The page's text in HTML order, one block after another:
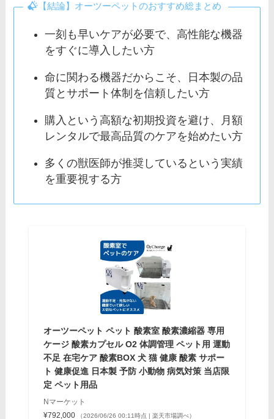
【結論】オーツーペットのおすすめ総まとめ
一刻も早いケアが必要で、高性能な機器
をすぐに導入したい方
命に関わる機器だからこそ、日本製の品
質とサポート体制を信頼したい方
購入という高額な初期投資を避け、月額
レンタルで最高品質のケアを始めたい方
多くの獣医師が推奨しているという実績
を重要視する方
オーツーペット ペット 酸素室 酸素濃縮器 専用
ケージ 酸素カプセル O2 体調管理 ペット用 運動
不足 在宅ケア 酸素BOX 犬 猫 健康 酸素 サポー
ト 健康促進 日本製 予防 小動物 病気対策 当店限
定 ペット用品
Nマーケット
¥792,000
（2026/06/26 00:11時点 | 楽天市場調べ）